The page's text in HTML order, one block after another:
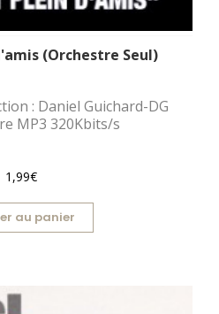
(Orchestre Seul)
: Daniel Guichard-DG
MP3 320Kbits/s
1,99€
au panier